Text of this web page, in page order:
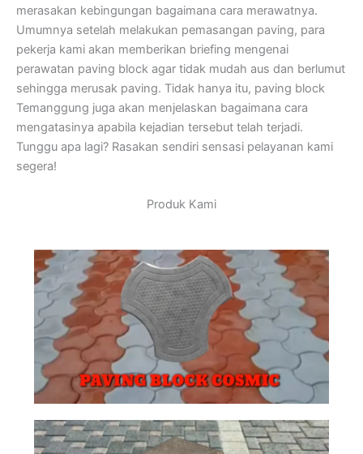
merasakan kebingungan bagaimana cara merawatnya.
Umumnya setelah melakukan pemasangan paving, para
pekerja kami akan memberikan briefing mengenai
perawatan paving block agar tidak mudah aus dan berlumut
sehingga merusak paving. Tidak hanya itu, paving block
Temanggung juga akan menjelaskan bagaimana cara
mengatasinya apabila kejadian tersebut telah terjadi.
Tunggu apa lagi? Rasakan sendiri sensasi pelayanan kami
segera!
Produk Kami